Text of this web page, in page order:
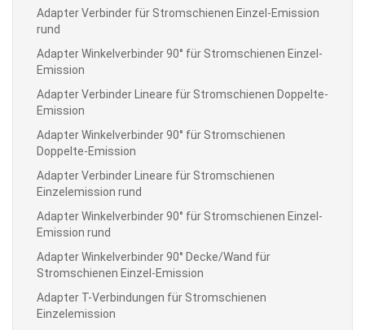
Adapter Verbinder für Stromschienen Einzel-Emission
rund
Adapter Winkelverbinder 90° für Stromschienen Einzel-
Emission
Adapter Verbinder Lineare für Stromschienen Doppelte-
Emission
Adapter Winkelverbinder 90° für Stromschienen
Doppelte-Emission
Adapter Verbinder Lineare für Stromschienen
Einzelemission rund
Adapter Winkelverbinder 90° für Stromschienen Einzel-
Emission rund
Adapter Winkelverbinder 90° Decke/Wand für
Stromschienen Einzel-Emission
Adapter T-Verbindungen für Stromschienen
Einzelemission